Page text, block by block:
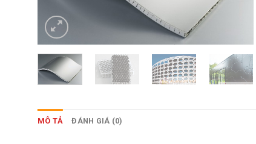
MÔ TẢ ĐÁNH GIÁ (0)